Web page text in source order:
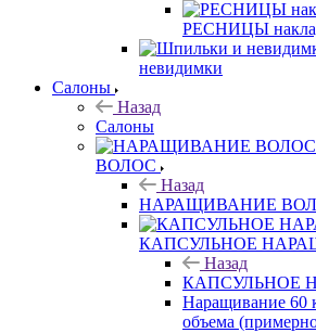
РЕСНИЦЫ
невидимки
Салоны
Назад
Салоны
ВОЛОС
Назад
НАРАЩИВАНИЕ
КАПСУЛЬНОЕ
Назад
КАПСУЛЬНОЕ
Наращивание 60
объема